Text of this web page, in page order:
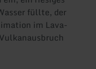
füllte, der
im Lava-